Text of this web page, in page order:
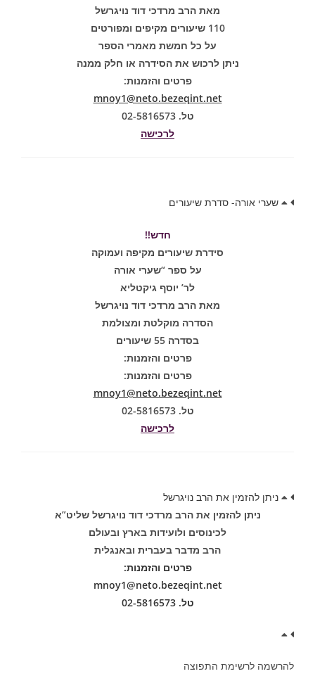
מאת הרב מרדכי דוד נויגרשל
110 שיעורים מקיפים ומפורטים
על כל חמשת מאמרי הספר
ניתן לרכוש את הסידרה או חלק ממנה
פרטים והזמנות:
mnoy1@neto.bezeqint.net
טל. 02-5816573
לרכישה
שערי אורה- סדרת שיעורים
חדש!!
סידרת שיעורים מקיפה ועמוקה
על ספר “שערי אורה
לר’ יוסף גיקטליא
מאת הרב מרדכי דוד נויגרשל
הסדרה מוקלטת ומצולמת
בסדרה 55 שיעורים
פרטים והזמנות:
פרטים והזמנות:
mnoy1@neto.bezeqint.net
טל. 02-5816573
לרכישה
ניתן להזמין את הרב נויגרשל
ניתן להזמין את הרב מרדכי דוד נויגרשל שליט”א
לכינוסים ולועידות בארץ ובעולם
הרב מדבר בעברית ובאנגלית
פרטים והזמנות:
mnoy1@neto.bezeqint.net
טל. 02-5816573
להרשמה לרשימת התפוצה